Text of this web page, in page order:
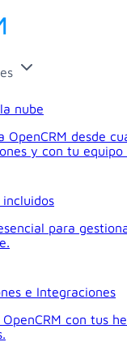
nube
OpenCRM desde
y con tu equipo
incluidos
para
e Integraciones
con tus